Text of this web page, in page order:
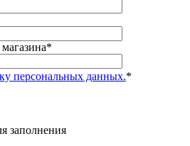
*
персональных данных.*
заполнения